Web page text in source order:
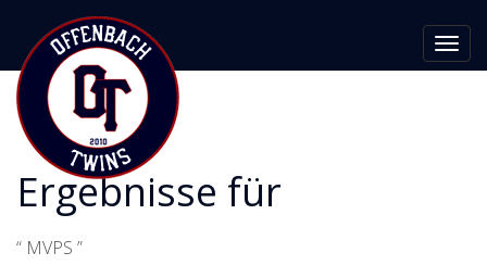
Ergebnisse für
“ MVPS ”